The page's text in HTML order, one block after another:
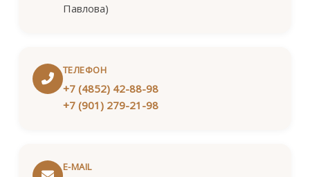
Павлова)
ТЕЛЕФОН
+7 (4852) 42-88-98
+7 (901) 279-21-98
E-MAIL